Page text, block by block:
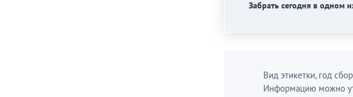
Забрать сегодня в одном
Вид этикетки, год
Информацию можно